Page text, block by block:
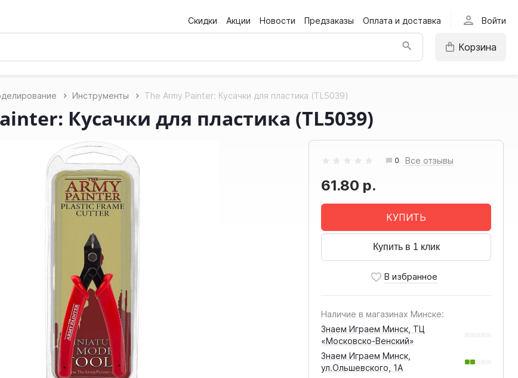
Скидки Акции Новости Предзаказы Оплата и доставка person Войти
Корзина
Инструменты The Army Painter: Кусачки для пластика (TL5039)
Кусачки для пластика (TL5039)
0
Все отзывы
61.80 р.
КУПИТЬ
Купить в 1 клик
Наличие в магазинах Минске:
Знаем Играем Минск, ТЦ
«Московско-Венский»
Знаем Играем Минск,
ул.Ольшевского, 1А